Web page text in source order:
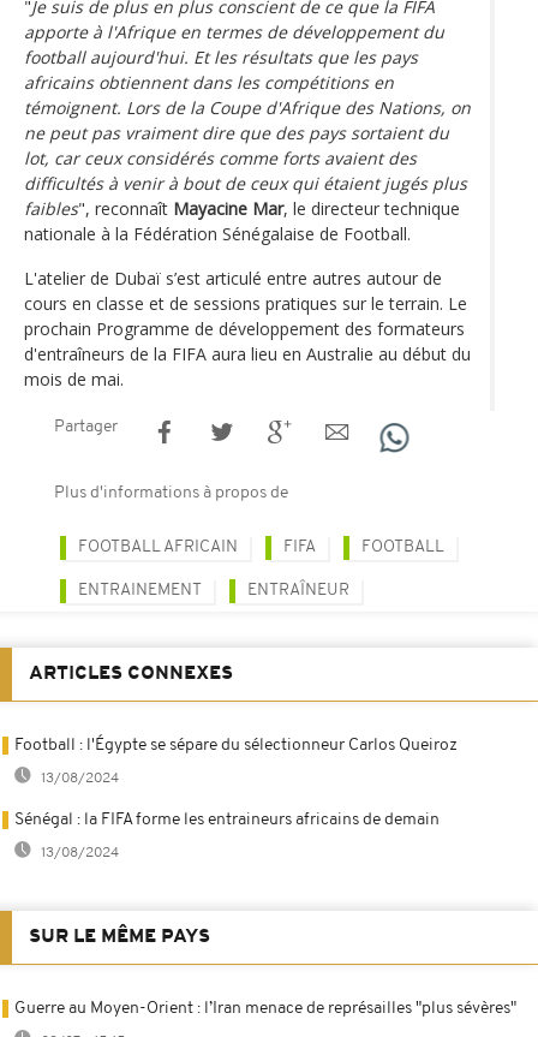
"Je suis de plus en plus conscient de ce que la FIFA
apporte à l'Afrique en termes de développement du
football aujourd'hui. Et les résultats que les pays
africains obtiennent dans les compétitions en
témoignent. Lors de la Coupe d'Afrique des Nations, on
ne peut pas vraiment dire que des pays sortaient du
lot, car ceux considérés comme forts avaient des
difficultés à venir à bout de ceux qui étaient jugés plus
faibles", reconnaît Mayacine Mar, le directeur technique
nationale à la Fédération Sénégalaise de Football.
L'atelier de Dubaï s’est articulé entre autres autour de
cours en classe et de sessions pratiques sur le terrain. Le
prochain Programme de développement des formateurs
d'entraîneurs de la FIFA aura lieu en Australie au début du
mois de mai.
Partager
Plus d'informations à propos de
FOOTBALL AFRICAIN FIFA FOOTBALL
ENTRAINEMENT ENTRAÎNEUR
ARTICLES CONNEXES
Football : l'Égypte se sépare du sélectionneur Carlos Queiroz
13/08/2024
Sénégal : la FIFA forme les entraineurs africains de demain
13/08/2024
SUR LE MÊME PAYS
Guerre au Moyen-Orient : l’Iran menace de représailles "plus sévères"